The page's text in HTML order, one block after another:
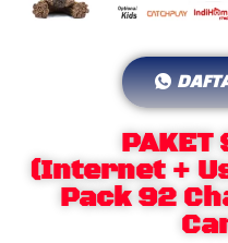
PAKET
(Internet +
Pack 92